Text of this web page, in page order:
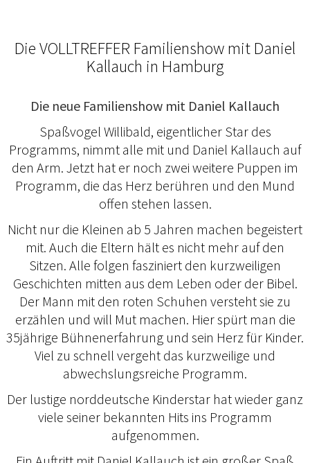
Die VOLLTREFFER Familienshow mit Daniel
Kallauch in Hamburg
Die neue Familienshow mit Daniel Kallauch
Spaßvogel Willibald, eigentlicher Star des
Programms, nimmt alle mit und Daniel Kallauch auf
den Arm. Jetzt hat er noch zwei weitere Puppen im
Programm, die das Herz berühren und den Mund
offen stehen lassen.
Nicht nur die Kleinen ab 5 Jahren machen begeistert
mit. Auch die Eltern hält es nicht mehr auf den
Sitzen. Alle folgen fasziniert den kurzweiligen
Geschichten mitten aus dem Leben oder der Bibel.
Der Mann mit den roten Schuhen versteht sie zu
erzählen und will Mut machen. Hier spürt man die
35jährige Bühnenerfahrung und sein Herz für Kinder.
Viel zu schnell vergeht das kurzweilige und
abwechslungsreiche Programm.
Der lustige norddeutsche Kinderstar hat wieder ganz
viele seiner bekannten Hits ins Programm
aufgenommen.